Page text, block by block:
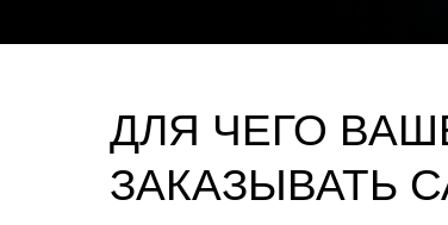
ДЛЯ ЧЕГО
ЗАКАЗЫВАТЬ